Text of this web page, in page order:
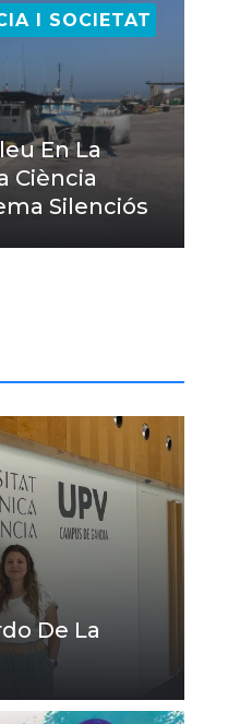
I SOCIETAT
En La
Ciència
Silenciós
De La